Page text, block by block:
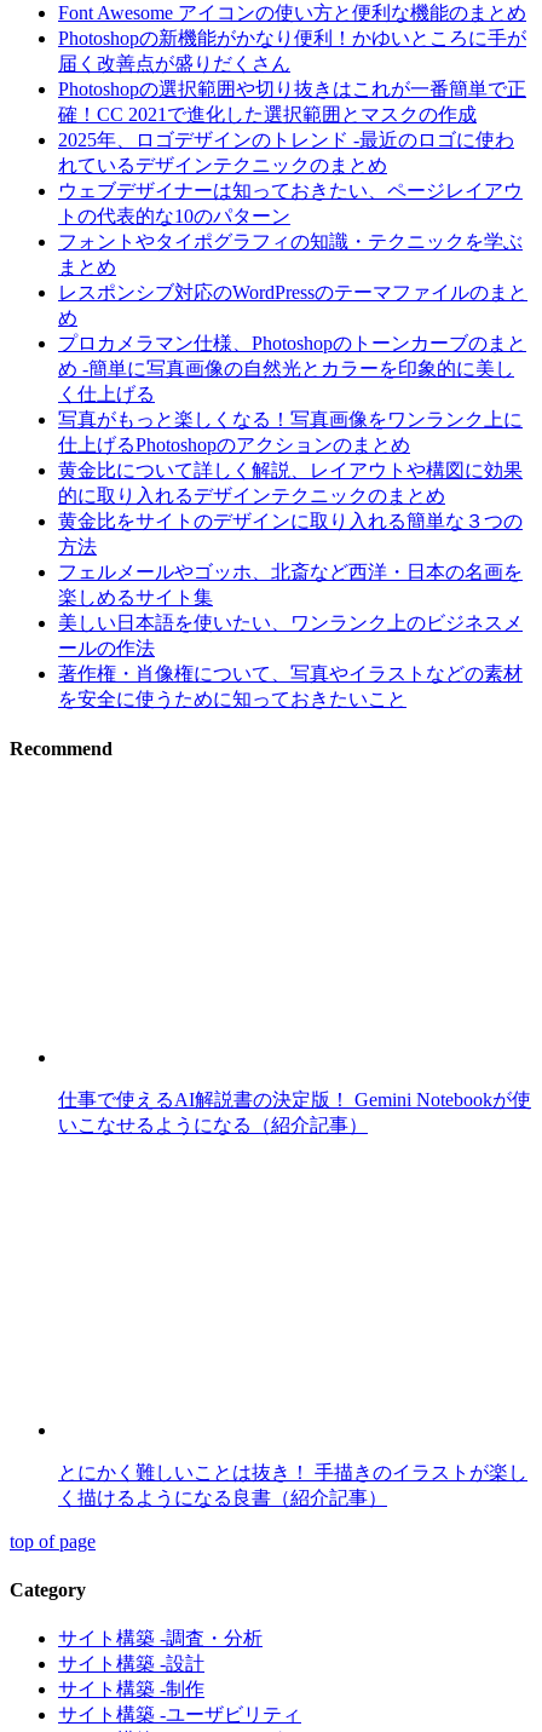
Font Awesome アイコンの使い方と便利な機能のまとめ
Photoshopの新機能がかなり便利！かゆいところに手が
届く改善点が盛りだくさん
Photoshopの選択範囲や切り抜きはこれが一番簡単で正
確！CC 2021で進化した選択範囲とマスクの作成
2025年、ロゴデザインのトレンド -最近のロゴに使わ
れているデザインテクニックのまとめ
ウェブデザイナーは知っておきたい、ページレイアウ
トの代表的な10のパターン
フォントやタイポグラフィの知識・テクニックを学ぶ
まとめ
レスポンシブ対応のWordPressのテーマファイルのまと
め
プロカメラマン仕様、Photoshopのトーンカーブのまと
め -簡単に写真画像の自然光とカラーを印象的に美し
く仕上げる
写真がもっと楽しくなる！写真画像をワンランク上に
仕上げるPhotoshopのアクションのまとめ
黄金比について詳しく解説、レイアウトや構図に効果
的に取り入れるデザインテクニックのまとめ
黄金比をサイトのデザインに取り入れる簡単な３つの
方法
フェルメールやゴッホ、北斎など西洋・日本の名画を
楽しめるサイト集
美しい日本語を使いたい、ワンランク上のビジネスメ
ールの作法
著作権・肖像権について、写真やイラストなどの素材
を安全に使うために知っておきたいこと
Recommend
仕事で使えるAI解説書の決定版！ Gemini Notebookが使
いこなせるようになる（紹介記事）
とにかく難しいことは抜き！ 手描きのイラストが楽し
く描けるようになる良書（紹介記事）
top of page
Category
サイト構築 -調査・分析
サイト構築 -設計
サイト構築 -制作
サイト構築 -ユーザビリティ